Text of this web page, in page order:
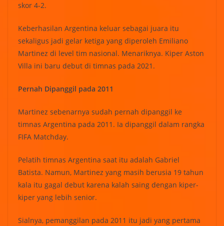
skor 4-2.
Keberhasilan Argentina keluar sebagai juara itu
sekaligus jadi gelar ketiga yang diperoleh Emiliano
Martinez di level tim nasional. Menariknya. Kiper Aston
Villa ini baru debut di timnas pada 2021.
Pernah Dipanggil pada 2011
Martinez sebenarnya sudah pernah dipanggil ke
timnas Argentina pada 2011. Ia dipanggil dalam rangka
FIFA Matchday.
Pelatih timnas Argentina saat itu adalah Gabriel
Batista. Namun, Martinez yang masih berusia 19 tahun
kala itu gagal debut karena kalah saing dengan kiper-
kiper yang lebih senior.
Sialnya, pemanggilan pada 2011 itu jadi yang pertama